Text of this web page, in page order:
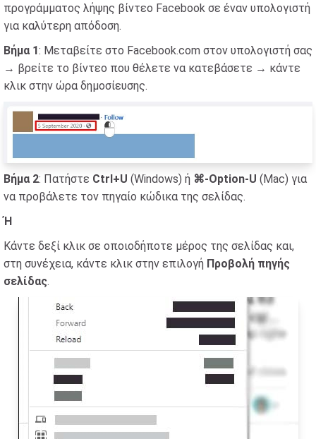
προγράμματος λήψης βίντεο Facebook σε έναν υπολογιστή
για καλύτερη απόδοση.
Βήμα 1: Μεταβείτε στο Facebook.com στον υπολογιστή σας
→ βρείτε το βίντεο που θέλετε να κατεβάσετε → κάντε
κλικ στην ώρα δημοσίευσης.
Βήμα 2: Πατήστε Ctrl+U (Windows) ή ⌘-Option-U (Mac) για
να προβάλετε τον πηγαίο κώδικα της σελίδας.
Ή
Κάντε δεξί κλικ σε οποιοδήποτε μέρος της σελίδας και,
στη συνέχεια, κάντε κλικ στην επιλογή Προβολή πηγής
σελίδας.